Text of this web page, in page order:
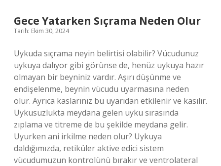
Gece Yatarken Sıçrama Neden Olur
Tarih: Ekim 30, 2024
Uykuda sıçrama neyin belirtisi olabilir? Vücudunuz
uykuya dalıyor gibi görünse de, henüz uykuya hazır
olmayan bir beyniniz vardır. Aşırı düşünme ve
endişelenme, beynin vücudu uyarmasına neden
olur. Ayrıca kaslarınız bu uyarıdan etkilenir ve kasılır.
Uykusuzlukta meydana gelen uyku sırasında
zıplama ve titreme de bu şekilde meydana gelir.
Uyurken ani irkilme neden olur? Uykuya
daldığımızda, retiküler aktive edici sistem
vücudumuzun kontrolünü bırakır ve ventrolateral